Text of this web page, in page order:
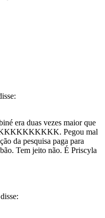
era duas vezes maior que
Pegou mal
da pesquisa paga para
Tem jeito não. É Priscyla
disse: